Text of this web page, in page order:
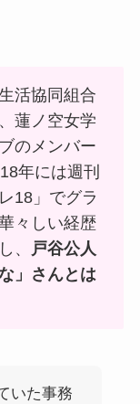
活協同組合
蓮ノ空女学
のメンバー
年には週刊
18」でグラ
々しい経歴
、 戸谷公人
」さんとは
いた事務